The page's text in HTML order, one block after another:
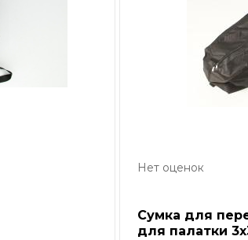
Нет оценок
Сумка для
для палатки